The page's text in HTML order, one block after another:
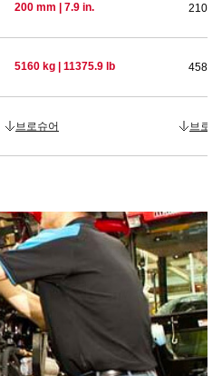
200 mm | 7.9 in. 210
5160 kg | 11375.9 lb 4585
브로슈어 브로